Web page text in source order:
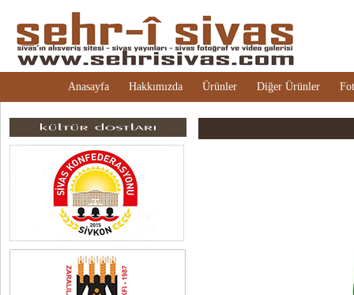
Anasayfa Hakkımızda Ürünler Diğer Ürünler